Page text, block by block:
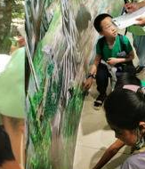
旅游信息